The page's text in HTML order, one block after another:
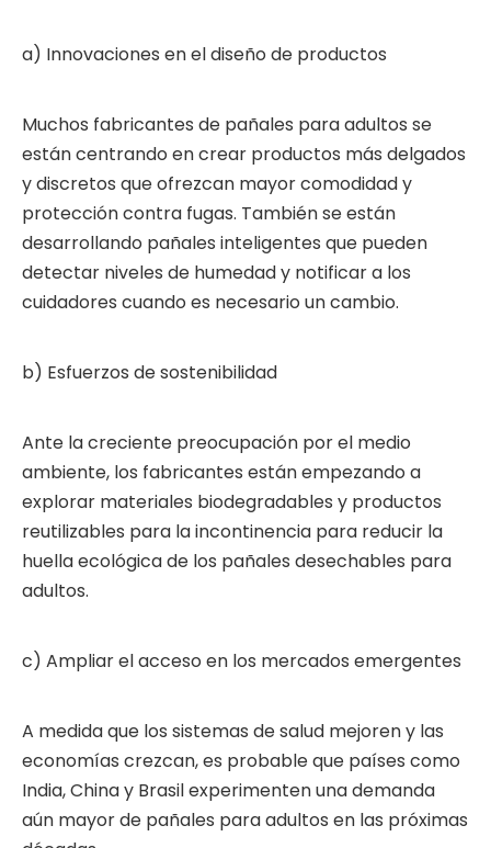
a) Innovaciones en el diseño de productos
Muchos fabricantes de pañales para adultos se
están centrando en crear productos más delgados
y discretos que ofrezcan mayor comodidad y
protección contra fugas. También se están
desarrollando pañales inteligentes que pueden
detectar niveles de humedad y notificar a los
cuidadores cuando es necesario un cambio.
b) Esfuerzos de sostenibilidad
Ante la creciente preocupación por el medio
ambiente, los fabricantes están empezando a
explorar materiales biodegradables y productos
reutilizables para la incontinencia para reducir la
huella ecológica de los pañales desechables para
adultos.
c) Ampliar el acceso en los mercados emergentes
A medida que los sistemas de salud mejoren y las
economías crezcan, es probable que países como
India, China y Brasil experimenten una demanda
aún mayor de pañales para adultos en las próximas